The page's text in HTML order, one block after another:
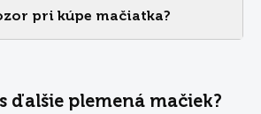
pri kúpe mačiatka?
ďalšie plemená mačiek?